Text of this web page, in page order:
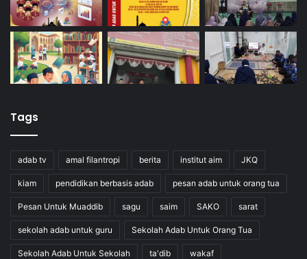
Tags
adab tv amal filantropi berita institut aim JKQ
kiam pendidikan berbasis adab pesan adab untuk orang tua
Pesan Untuk Muaddib sagu saim SAKO sarat
sekolah adab untuk guru Sekolah Adab Untuk Orang Tua
Sekolah Adab Untuk Sekolah ta'dib wakaf